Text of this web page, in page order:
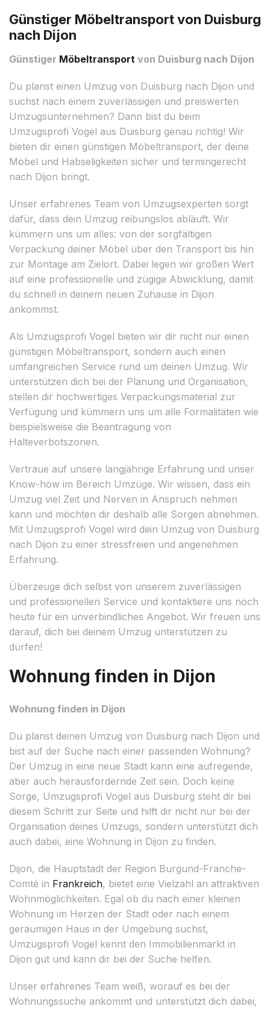
Günstiger Möbeltransport von Duisburg
nach Dijon
Günstiger Möbeltransport von Duisburg nach Dijon
Du planst einen Umzug von Duisburg nach Dijon und
suchst nach einem zuverlässigen und preiswerten
Umzugsunternehmen? Dann bist du beim
Umzugsprofi Vogel aus Duisburg genau richtig! Wir
bieten dir einen günstigen Möbeltransport, der deine
Möbel und Habseligkeiten sicher und termingerecht
nach Dijon bringt.
Unser erfahrenes Team von Umzugsexperten sorgt
dafür, dass dein Umzug reibungslos abläuft. Wir
kümmern uns um alles: von der sorgfältigen
Verpackung deiner Möbel über den Transport bis hin
zur Montage am Zielort. Dabei legen wir großen Wert
auf eine professionelle und zügige Abwicklung, damit
du schnell in deinem neuen Zuhause in Dijon
ankommst.
Als Umzugsprofi Vogel bieten wir dir nicht nur einen
günstigen Möbeltransport, sondern auch einen
umfangreichen Service rund um deinen Umzug. Wir
unterstützen dich bei der Planung und Organisation,
stellen dir hochwertiges Verpackungsmaterial zur
Verfügung und kümmern uns um alle Formalitäten wie
beispielsweise die Beantragung von
Halteverbotszonen.
Vertraue auf unsere langjährige Erfahrung und unser
Know-how im Bereich Umzüge. Wir wissen, dass ein
Umzug viel Zeit und Nerven in Anspruch nehmen
kann und möchten dir deshalb alle Sorgen abnehmen.
Mit Umzugsprofi Vogel wird dein Umzug von Duisburg
nach Dijon zu einer stressfreien und angenehmen
Erfahrung.
Überzeuge dich selbst von unserem zuverlässigen
und professionellen Service und kontaktiere uns noch
heute für ein unverbindliches Angebot. Wir freuen uns
darauf, dich bei deinem Umzug unterstützen zu
dürfen!
Wohnung finden in Dijon
Wohnung finden in Dijon
Du planst deinen Umzug von Duisburg nach Dijon und
bist auf der Suche nach einer passenden Wohnung?
Der Umzug in eine neue Stadt kann eine aufregende,
aber auch herausfordernde Zeit sein. Doch keine
Sorge, Umzugsprofi Vogel aus Duisburg steht dir bei
diesem Schritt zur Seite und hilft dir nicht nur bei der
Organisation deines Umzugs, sondern unterstützt dich
auch dabei, eine Wohnung in Dijon zu finden.
Dijon, die Hauptstadt der Region Burgund-Franche-
Comté in Frankreich, bietet eine Vielzahl an attraktiven
Wohnmöglichkeiten. Egal ob du nach einer kleinen
Wohnung im Herzen der Stadt oder nach einem
geräumigen Haus in der Umgebung suchst,
Umzugsprofi Vogel kennt den Immobilienmarkt in
Dijon gut und kann dir bei der Suche helfen.
Unser erfahrenes Team weiß, worauf es bei der
Wohnungssuche ankommt und unterstützt dich dabei,